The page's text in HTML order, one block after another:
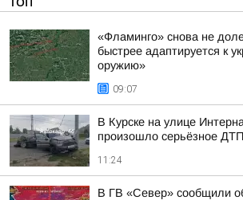
«Фламинго» снова не
быстрее адаптируется к
оружию»
09:07
В Курске на улице
произошло серьёзное ДТП
11:24
В ГВ «Север» сообщили